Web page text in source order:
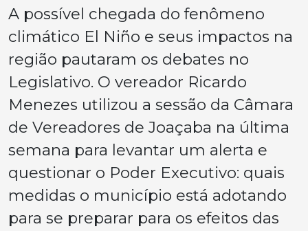
A possível chegada do fenômeno
climático El Niño e seus impactos na
região pautaram os debates no
Legislativo. O vereador Ricardo
Menezes utilizou a sessão da Câmara
de Vereadores de Joaçaba na última
semana para levantar um alerta e
questionar o Poder Executivo: quais
medidas o município está adotando
para se preparar para os efeitos das